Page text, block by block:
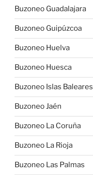
Buzoneo Guadalajara
Buzoneo Guipúzcoa
Buzoneo Huelva
Buzoneo Huesca
Buzoneo Islas Baleares
Buzoneo Jaén
Buzoneo La Coruña
Buzoneo La Rioja
Buzoneo Las Palmas